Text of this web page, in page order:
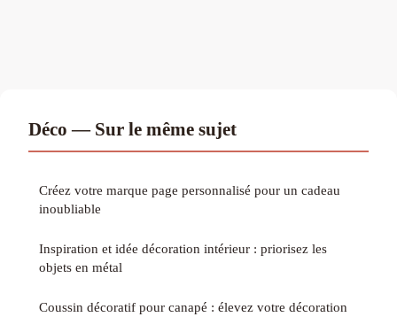
Déco — Sur le même sujet
Créez votre marque page personnalisé pour un cadeau
inoubliable
Inspiration et idée décoration intérieur : priorisez les
objets en métal
Coussin décoratif pour canapé : élevez votre décoration